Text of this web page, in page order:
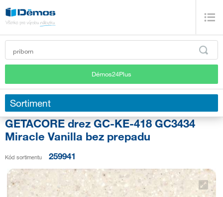
Démos24Plus
Sortiment
GETACORE drez GC-KE-418 GC3434
Miracle Vanilla bez prepadu
Kód sortimentu 259941